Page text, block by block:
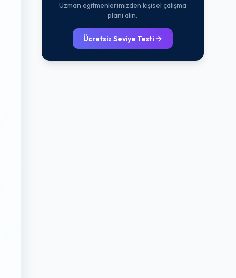
Uzman egitmenlerimizden kişisel çalışma
plani alın.
Ücretsiz Seviye Testi